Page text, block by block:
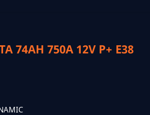
74AH 750A 12V P+ E38